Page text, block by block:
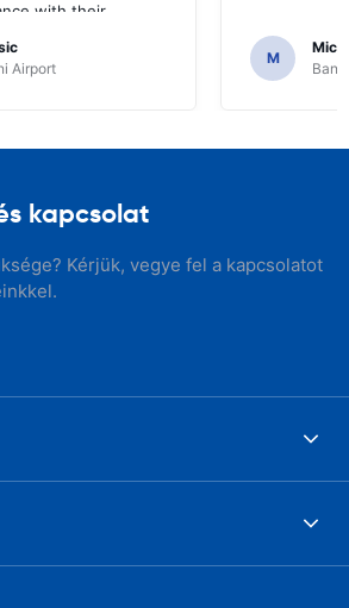
with their
Airport
M
kapcsolat
Kérjük, vegye fel a kapcsolatot